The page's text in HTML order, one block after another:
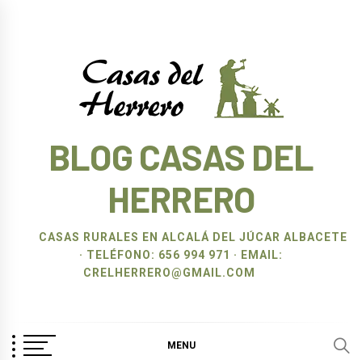
BLOG CASAS DEL
HERRERO
CASAS RURALES EN ALCALÁ DEL JÚCAR ALBACETE
· TELÉFONO: 656 994 971 · EMAIL:
CRELHERRERO@GMAIL.COM
MENU